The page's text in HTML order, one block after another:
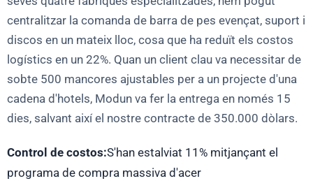
centralitzar la comanda de barra de pes evençat, suport i
discos en un mateix lloc, cosa que ha reduït els costos
logístics en un 22%. Quan un client clau va necessitar de
sobte 500 mancores ajustables per a un projecte d'una
cadena d'hotels, Modun va fer la entrega en només 15
dies, salvant així el nostre contracte de 350.000 dòlars.
Control de costos:S'han estalviat 11% mitjançant el
programa de compra massiva d'acer